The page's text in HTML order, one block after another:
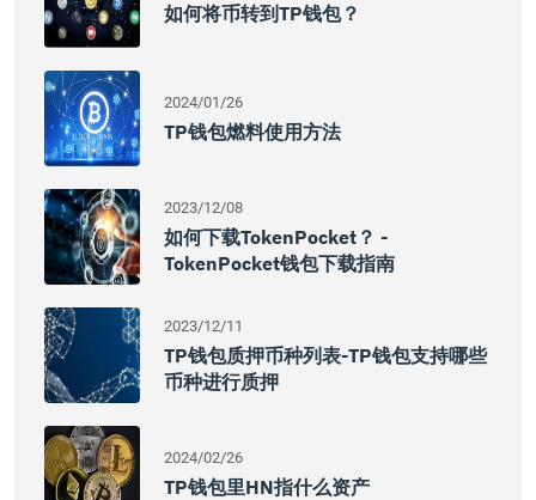
如何将币转到TP钱包？
2024/01/26
TP钱包燃料使用方法
2023/12/08
如何下载TokenPocket？ -
TokenPocket钱包下载指南
2023/12/11
TP钱包质押币种列表-TP钱包支持哪些
币种进行质押
2024/02/26
TP钱包里HN指什么资产